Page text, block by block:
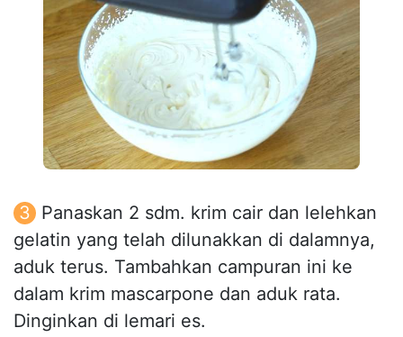
Panaskan 2 sdm. krim cair dan lelehkan
gelatin yang telah dilunakkan di dalamnya,
aduk terus. Tambahkan campuran ini ke
dalam krim mascarpone dan aduk rata.
Dinginkan di lemari es.